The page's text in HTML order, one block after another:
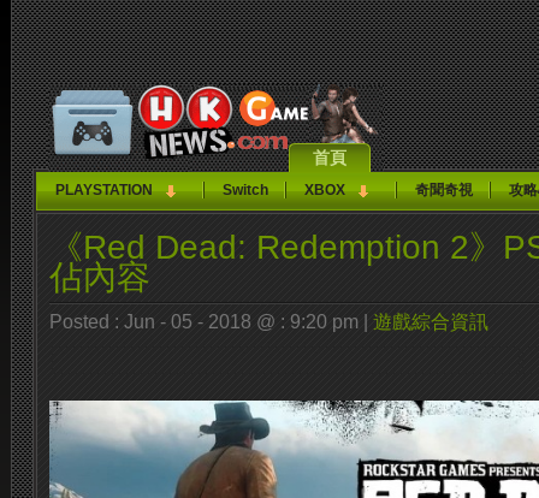
首頁
PLAYSTATION Switch XBOX 奇聞奇視 攻
《Red Dead: Redemption 2》
佔內容
Posted : Jun - 05 - 2018 @ : 9:20 pm | 遊戲綜合資訊